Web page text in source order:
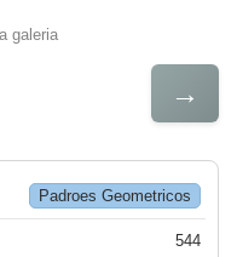
galeria
→
Padroes Geometricos
544